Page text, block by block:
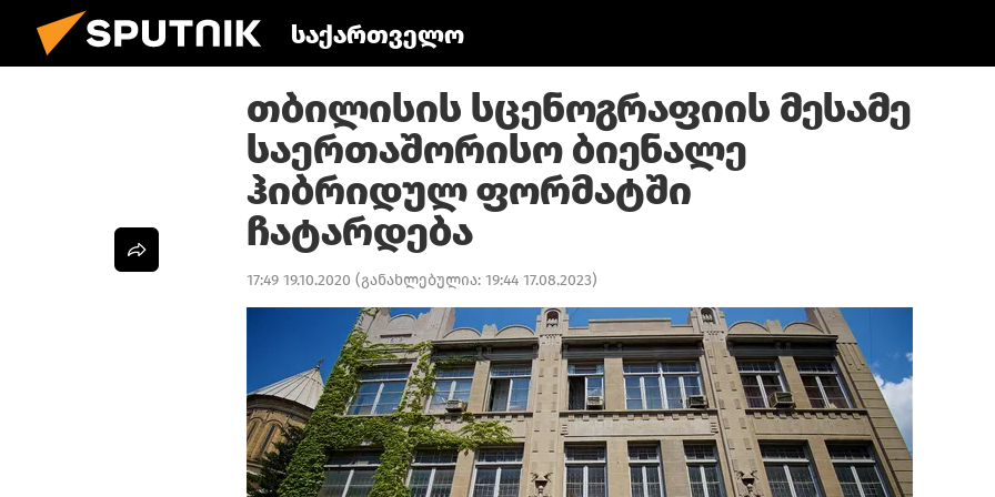
საქართველო
თბილისის სცენოგრაფიის მესამე
საერთაშორისო ბიენალე
ჰიბრიდულ ფორმატში
ჩატარდება
17:49 19.10.2020 (განახლებულია: 19:44 17.08.2023)